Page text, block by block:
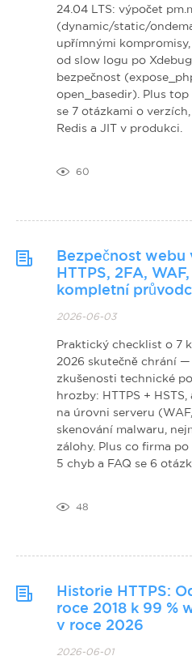
60
24.04 LTS: výpočet
(dynamic/static/
upřímnými
od slow logu po
bezpečnost
open_basedir). Plus
se 7 otázkami o
Redis a JIT v produkci.
Bezpečnost webu
HTTPS, 2FA,
kompletní
2026-06-03
48
Praktický checklist o 7
2026 skutečně chrání
zkušenosti technické
hrozby: HTTPS +
na úrovni serveru
skenování malwaru,
zálohy. Plus co firma
5 chyb a FAQ se 6
Historie HTTPS:
roce 2018 k 99 %
v roce 2026
2026-06-01